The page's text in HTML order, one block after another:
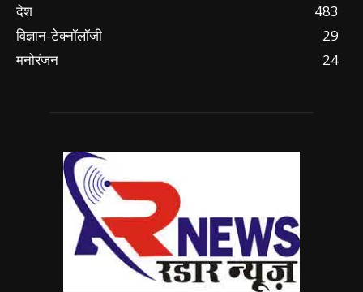
देश
483
विज्ञान-टेक्नॉलॉजी
29
मनोरंजन
24